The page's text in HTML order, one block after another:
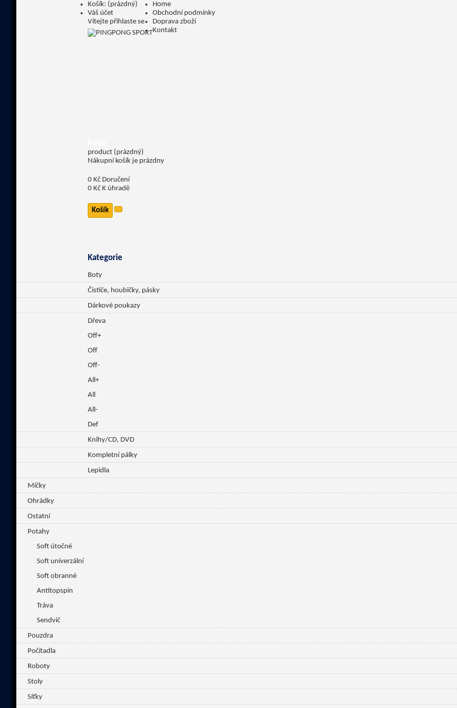
Košík: (prázdný)
Váš účet
Vítejte přihlaste se
Home
Obchodní podmínky
Doprava zboží
Kontakt
product (prázdný)
Nákupní košík je prázdny
0 Kč Doručení
0 Kč K úhradě
Košík
Kategorie
Boty
Čističe, houbičky, pásky
Dárkové poukazy
Dřeva
Off+
Off
Off-
All+
All
All-
Def
Knihy/CD, DVD
Kompletní pálky
Lepidla
Míčky
Ohrádky
Ostatní
Potahy
Soft útočné
Soft univerzální
Soft obranné
Antitopspin
Tráva
Sendvič
Pouzdra
Počítadla
Roboty
Stoly
Síťky